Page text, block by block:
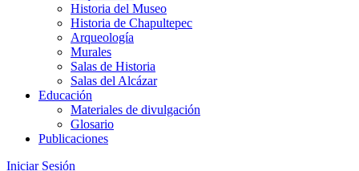
Historia del Museo
Historia de Chapultepec
Arqueología
Murales
Salas de Historia
Salas del Alcázar
Educación
Materiales de divulgación
Glosario
Publicaciones
Iniciar Sesión